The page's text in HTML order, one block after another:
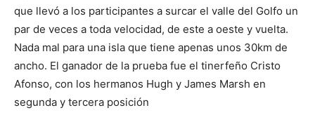
que llevó a los participantes a surcar el valle del Golfo un
par de veces a toda velocidad, de este a oeste y vuelta.
Nada mal para una isla que tiene apenas unos 30km de
ancho. El ganador de la prueba fue el tinerfeño Cristo
Afonso, con los hermanos Hugh y James Marsh en
segunda y tercera posición